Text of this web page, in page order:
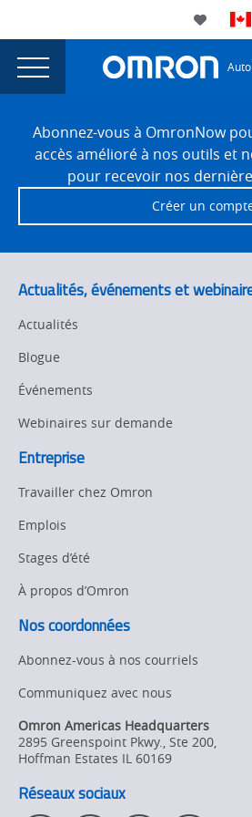
currently
viewing
the
tendances
matière
machines
d’embouteillage
capsulage
Utility
My List
Main
Navigation
Quatre
tendances
matière
de
machines
d’embouteillage
et
de
capsulage
FooterAbonnez-vous à OmronNow
accès amélioré à nos outils et
pour recevoir nos
Créer un
Actualités, événements et
Actualités
Blogue
Événements
Webinaires sur demande
Entreprise
Travailler chez Omron
Emplois
Stages d’été
À propos d’Omron
Nos coordonnées
Abonnez-vous à nos courriels
Communiquez avec nous
Omron Americas Headquarters
2895 Greenspoint Pkwy., Ste 200,
Hoffman Estates IL 60169
Réseaux sociaux